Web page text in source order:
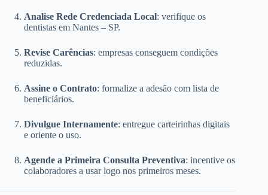
Analise Rede Credenciada Local: verifique os
dentistas em Nantes – SP.
Revise Carências: empresas conseguem condições
reduzidas.
Assine o Contrato: formalize a adesão com lista de
beneficiários.
Divulgue Internamente: entregue carteirinhas digitais
e oriente o uso.
Agende a Primeira Consulta Preventiva: incentive os
colaboradores a usar logo nos primeiros meses.